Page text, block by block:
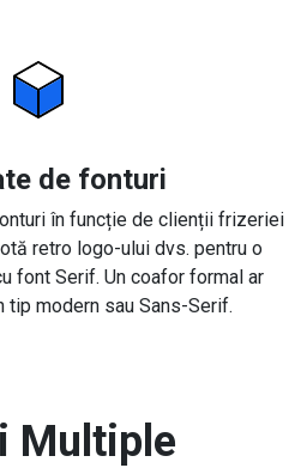
de fonturi
în funcție de clienții frizeriei
retro logo-ului dvs. pentru o
font Serif. Un coafor formal ar
tip modern sau Sans-Serif.
Multiple